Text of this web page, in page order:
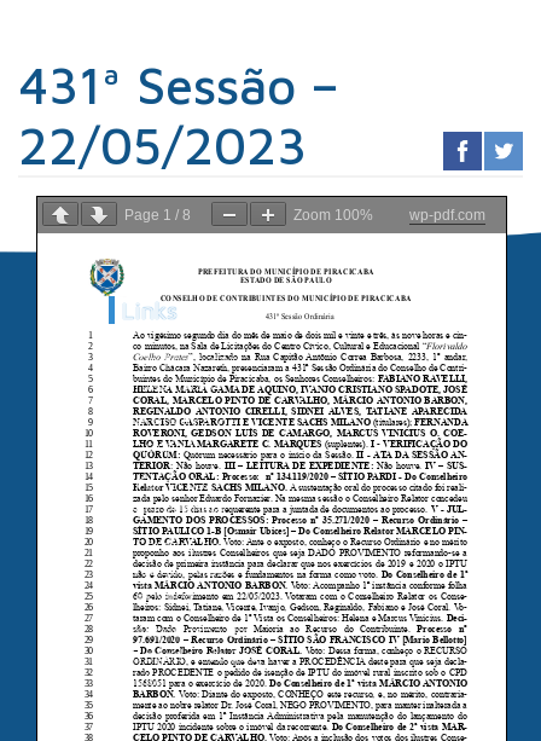
431ª Sessão –
22/05/2023
Page 1 / 8 Zoom 100% wp-pdf.com
Links
Sindicato dos
Contabilistas
Prefeitura de
Piracicaba
Portal da
Transparência
Câmara de
Vereadores de
Piracicaba
Associação dos
Advogados de São
Paulo